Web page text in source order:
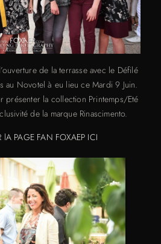
de la terrasse avec le Défilé
au Novotel à eu lieu ce Mardi 9 Juin.
présenter la collection Printemps/Eté
de la marque Rinascimento.
lA PAGE FAN FOXAEP ICI